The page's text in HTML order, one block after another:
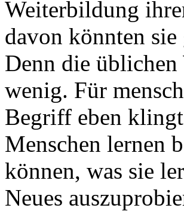
Weiterbildung
davon könnten sie
Denn die
wenig. Für
Begriff eben
Menschen lernen
können, was sie
Neues